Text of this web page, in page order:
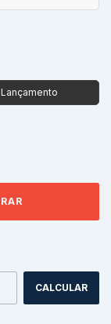
CALCULAR